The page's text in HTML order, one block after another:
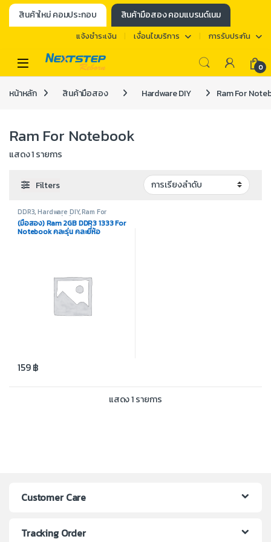
สินค้าใหม่ คอมประกอบ สินค้ามือสอง คอมแบรนด์เนม
แจ้งชำระเงิน เงื่อนไขบริการ การรับประกัน
0
หน้าหลัก สินค้ามือสอง Hardware DIY Ram For
Ram For Notebook
แสดง 1 รายการ
Filters
DDR3,Hardware DIY,Ram For
Notebook, สินค้ามือสอง
(มือสอง) Ram 2GB DDR3 1333 For
Notebook คละรุ่น คละยี่ห้อ
159฿
แสดง 1 รายการ
Customer Care
Tracking Order